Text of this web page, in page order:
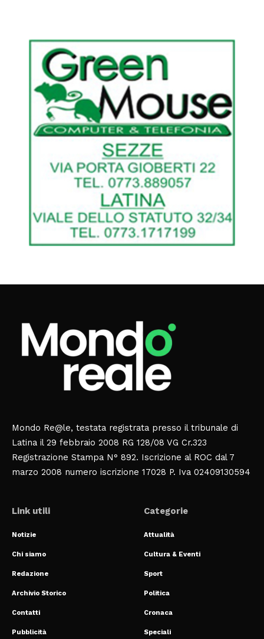
Mondo Re@le, testata registrata presso il tribunale di
Latina il 29 febbraio 2008 RG 128/08 VG Cr.323
Registrazione Stampa N° 892. Iscrizione al ROC dal 7
marzo 2008 numero iscrizione 17028 P. Iva 02409130594
Link utili
Notizie
Chi siamo
Redazione
Archivio Storico
Contatti
Pubblicità
Categorie
Attualità
Cultura & Eventi
Sport
Politica
Cronaca
Speciali